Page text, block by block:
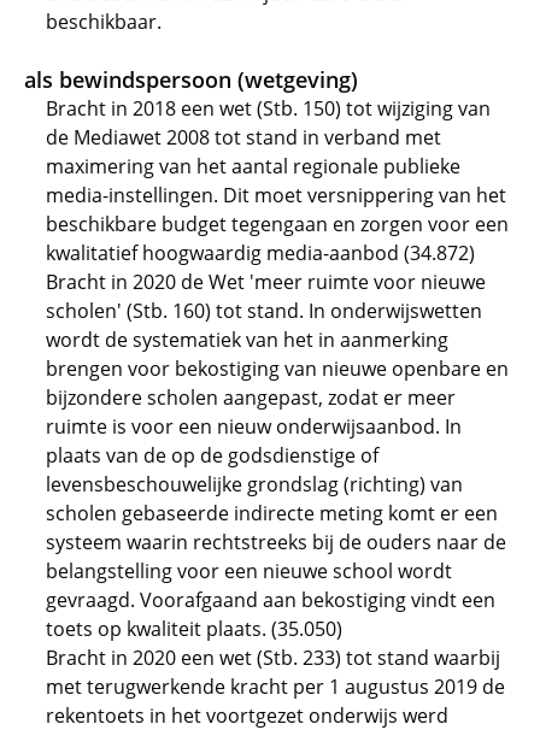
beschikbaar.
als bewindspersoon (wetgeving)
Bracht in 2018 een wet (Stb. 150) tot wijziging van
de Mediawet 2008 tot stand in verband met
maximering van het aantal regionale publieke
media-instellingen. Dit moet versnippering van het
beschikbare budget tegengaan en zorgen voor een
kwalitatief hoogwaardig media-aanbod (34.872)
Bracht in 2020 de Wet 'meer ruimte voor nieuwe
scholen' (Stb. 160) tot stand. In onderwijswetten
wordt de systematiek van het in aanmerking
brengen voor bekostiging van nieuwe openbare en
bijzondere scholen aangepast, zodat er meer
ruimte is voor een nieuw onderwijsaanbod. In
plaats van de op de godsdienstige of
levensbeschouwelijke grondslag (richting) van
scholen gebaseerde indirecte meting komt er een
systeem waarin rechtstreeks bij de ouders naar de
belangstelling voor een nieuwe school wordt
gevraagd. Voorafgaand aan bekostiging vindt een
toets op kwaliteit plaats. (35.050)
Bracht in 2020 een wet (Stb. 233) tot stand waarbij
met terugwerkende kracht per 1 augustus 2019 de
rekentoets in het voortgezet onderwijs werd